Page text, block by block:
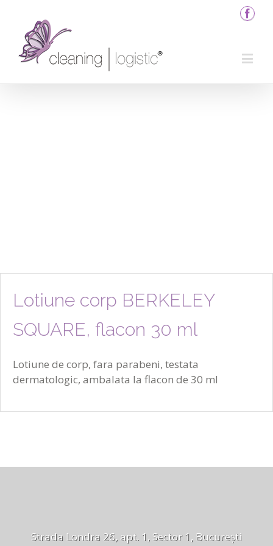
Lotiune corp BERKELEY
SQUARE, flacon 30 ml
Lotiune de corp, fara parabeni, testata
dermatologic, ambalata la flacon de 30 ml
Strada Londra 26, apt. 1, Sector 1, București